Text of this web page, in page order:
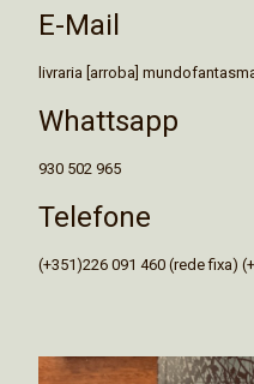
E-Mail
livraria [arroba]
Whattsapp
930 502 965
Telefone
(+351)226 091 460 (rede fixa)